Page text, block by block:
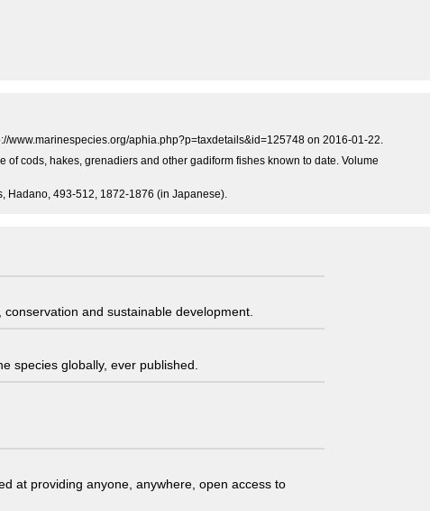
www.marinespecies.org/aphia.php?p=taxdetails&id=125748 on 2016-01-22.
cods, hakes, grenadiers and other gadiform fishes known to date. Volume
Hadano, 493-512, 1872-1876 (in Japanese).
and sustainable development.
species globally, ever published.
at providing anyone, anywhere, open access to